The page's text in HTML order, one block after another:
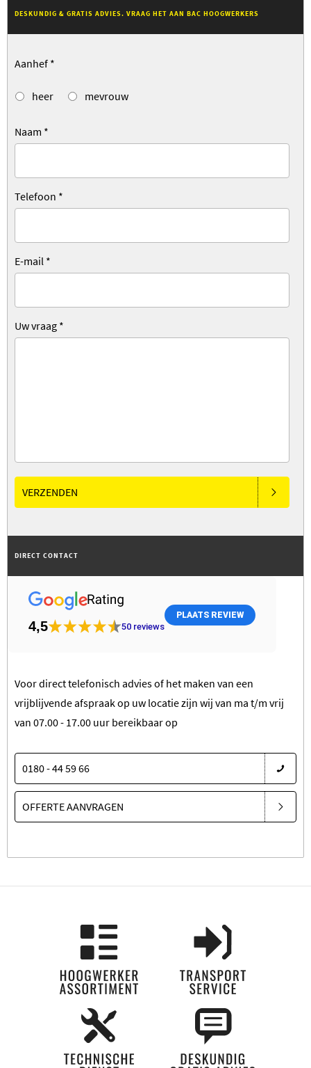
DESKUNDIG & GRATIS ADVIES. VRAAG HET AAN BAC HOOGWERKERS
Aanhef *
heer mevrouw
Naam *
Telefoon *
E-mail *
Uw vraag *
VERZENDEN
DIRECT CONTACT
4,5 50 reviews
PLAATS REVIEW
Voor direct telefonisch advies of het maken van een
vrijblijvende afspraak op uw locatie zijn wij van ma t/m vrij
van 07.00 - 17.00 uur bereikbaar op
0180 - 44 59 66
OFFERTE AANVRAGEN